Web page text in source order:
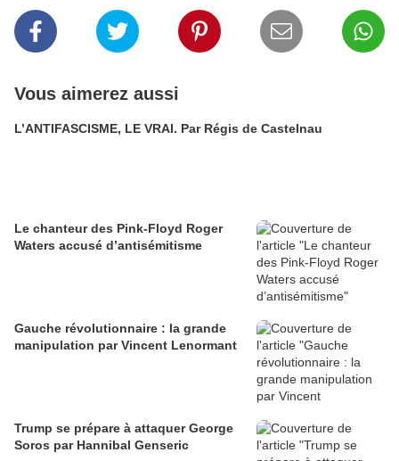
Vous aimerez aussi
L’ANTIFASCISME, LE VRAI. Par Régis de Castelnau
Le chanteur des Pink-Floyd Roger
Waters accusé d’antisémitisme
Gauche révolutionnaire : la grande
manipulation par Vincent Lenormant
Trump se prépare à attaquer George
Soros par Hannibal Genseric